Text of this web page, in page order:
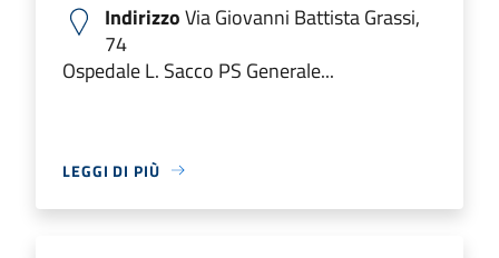
IndirizzoVia Giovanni Battista Grassi,
74
Ospedale L. Sacco PS Generale...
LEGGI DI PIÙ